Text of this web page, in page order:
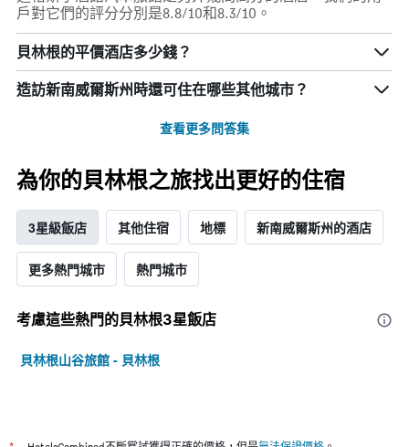
戶對它們的評分分別是8.8/10和8.3/10。
貝林根的平價酒店多少錢？
造訪新南威爾斯州​時還可住在哪些其他城市？
查看更多問答集
為你的貝林根之旅找出更好的住宿
3星級飯店 其他住宿 地標 新南威爾斯州的酒店
更多熱門城市 熱門城市
考慮這些熱門的貝林根3星​飯店
貝林根山谷旅館 - 貝林根